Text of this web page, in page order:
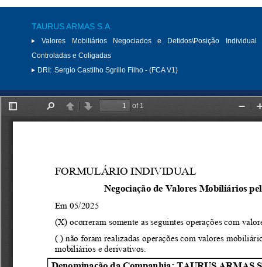
TAURUS ARMAS S.A.
Valores Mobiliários Negociados e Detidos\Posição
Controladas e Coligadas
DRI: Sergio Castilho Sgrillo Filho - (FCA V1)